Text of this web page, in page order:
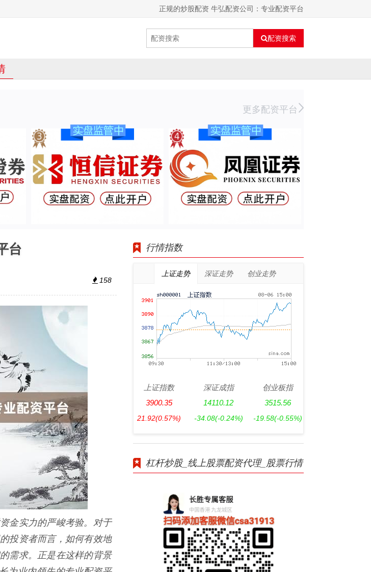
正规的炒股配资 牛弘配资公司：专业配资平台
配资搜索
更多配资平台
台
158
金实力的严峻考验。对于
投资者而言，如何有效地
需求。正是在这样的背景
行情指数
上证走势 深证走势 创业走势
上证指数
3900.35
21.92(0.57%)
深证成指
14110.12
-34.08(-0.24%)
创业板指
3515.56
-19.58(-0.55%)
杠杆炒股_线上股票配资代理_股票行情